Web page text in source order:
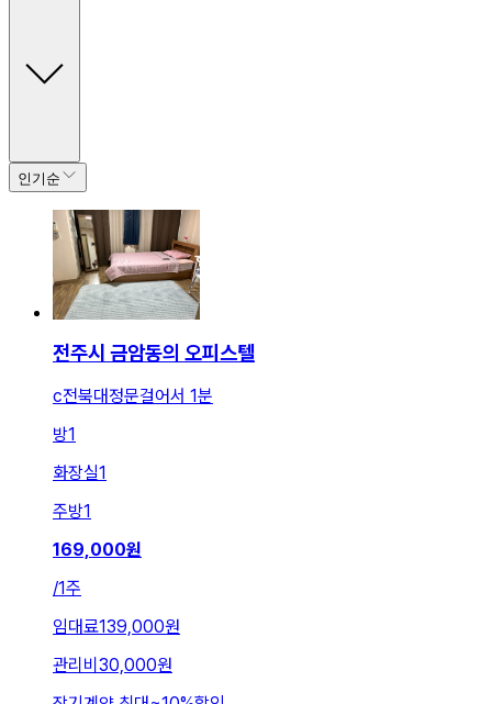
인기순
전주시 금암동의 오피스텔
c전북대정문걸어서 1분
방1
화장실1
주방1
169,000원
/1주
임대료139,000원
관리비 30,000원